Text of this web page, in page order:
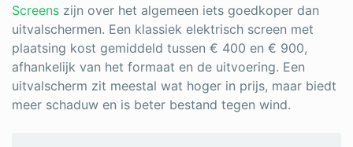
Screens zijn over het algemeen iets goedkoper dan
uitvalschermen. Een klassiek elektrisch screen met
plaatsing kost gemiddeld tussen € 400 en € 900,
afhankelijk van het formaat en de uitvoering. Een
uitvalscherm zit meestal wat hoger in prijs, maar biedt
meer schaduw en is beter bestand tegen wind.